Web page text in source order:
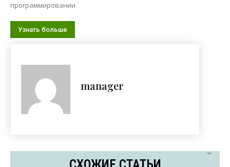
программировании
Узнать больше
manager